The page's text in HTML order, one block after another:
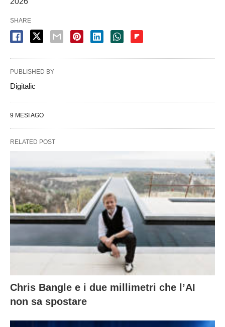
SHARE
PUBLISHED BY
Digitalic
9 MESI AGO
RELATED POST
Chris Bangle e i due millimetri che l’AI
non sa spostare